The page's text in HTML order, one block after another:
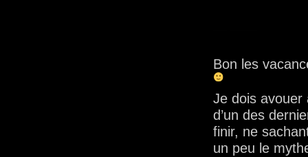
Bon les
Je dois avouer
d’un des
finir, ne
un peu le